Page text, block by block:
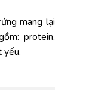
mang lại
protein,
yếu.